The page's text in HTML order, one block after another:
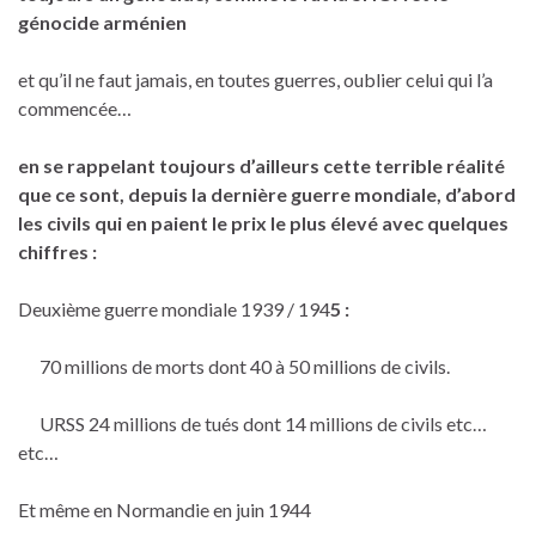
génocide arménien
et qu’il ne faut jamais, en toutes guerres, oublier celui qui l’a
commencée…
en se rappelant toujours d’ailleurs cette terrible réalité
que ce sont, depuis la dernière guerre mondiale, d’abord
les civils qui en paient le prix le plus élevé avec quelques
chiffres :
Deuxième guerre mondiale 1939 / 1945 :
70 millions de morts dont 40 à 50 millions de civils.
URSS 24 millions de tués dont 14 millions de civils etc…
etc…
Et même en Normandie en juin 1944